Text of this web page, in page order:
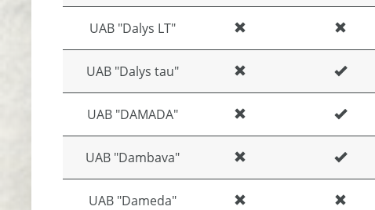
UAB "Dalys LT"
UAB "Dalys tau"
UAB "DAMADA"
UAB "Dambava"
UAB "Dameda"